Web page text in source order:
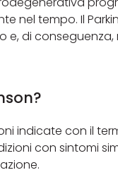
nel tempo. Il
di
indicate con il
con sintomi